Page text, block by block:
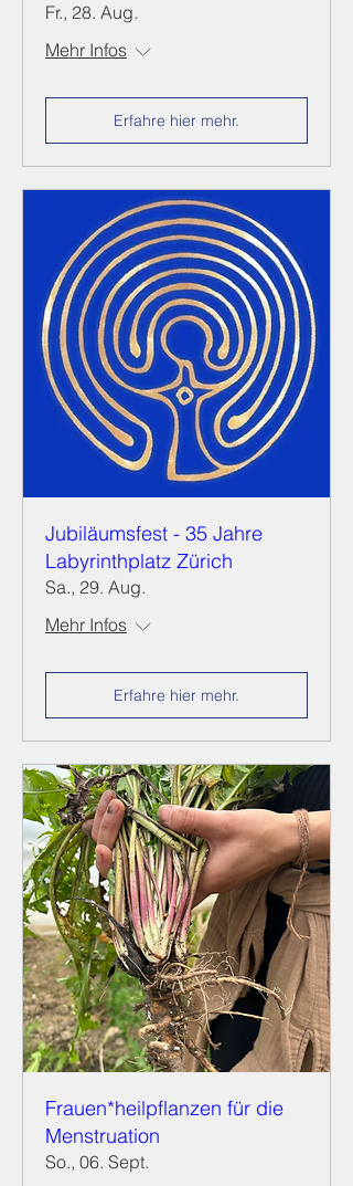
Fr., 28. Aug.
Mehr Infos
Erfahre hier mehr.
Jubiläumsfest - 35 Jahre
Labyrinthplatz Zürich
Sa., 29. Aug.
Mehr Infos
Erfahre hier mehr.
Frauen*heilpflanzen für die
Menstruation
So., 06. Sept.